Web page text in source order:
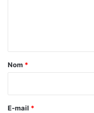
a
e
Nom *
E-mail *